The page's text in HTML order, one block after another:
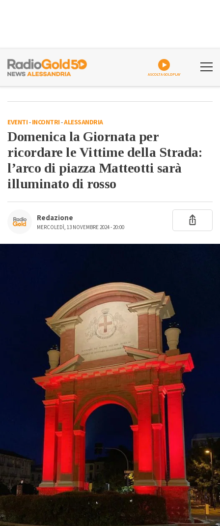
ASCOLTA GOLDPLAY
EVENTI-INCONTRI-ALESSANDRIA
Domenica la Giornata per
ricordare le Vittime della Strada:
l’arco di piazza Matteotti sarà
illuminato di rosso
Redazione
MERCOLEDÌ, 13 NOVEMBRE 2024 - 20:00